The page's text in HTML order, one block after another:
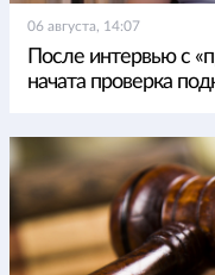
06 августа, 14:07
После интервью с
начата проверка